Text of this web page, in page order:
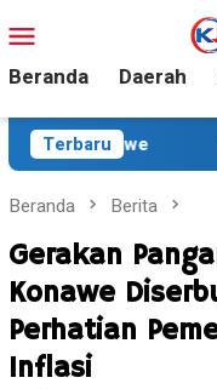
ke
kontenMobile
Beranda Daerah
TerbaruTiga
Beranda Berita
Gerakan
Konawe
Perhatian
Inflasi